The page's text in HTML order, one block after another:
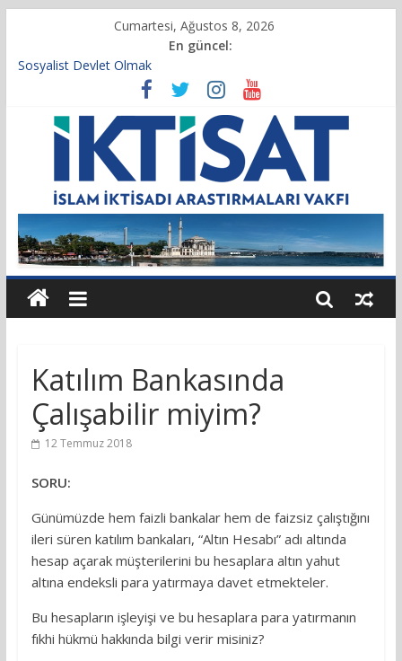
Cumartesi, Ağustos 8, 2026
En güncel:
Sosyalist Devlet Olmak
Vakıf Başkanımız Prof. Dr. Servet BAYINDIR, 10.04.2025 tarihli
Cumhurbaşkanlığı Kararnamesi’nin 21’inci maddesi gereğince
yeniden atandı.
Kur’an’da İktisadi Hayat
Finansı Yönetmek…
Tulumbanın Suyu
Katılım Bankasında
Çalışabilir miyim?
12 Temmuz 2018
SORU:
Günümüzde hem faizli bankalar hem de faizsiz çalıştığını
ileri süren katılım bankaları, “Altın Hesabı” adı altında
hesap açarak müşterilerini bu hesaplara altın yahut
altına endeksli para yatırmaya davet etmekteler.
Bu hesapların işleyişi ve bu hesaplara para yatırmanın
fıkhi hükmü hakkında bilgi verir misiniz?